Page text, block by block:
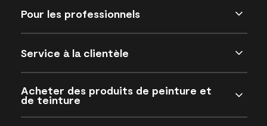
Pour les professionnels
Service à la clientèle
Acheter des produits de peinture et
de teinture